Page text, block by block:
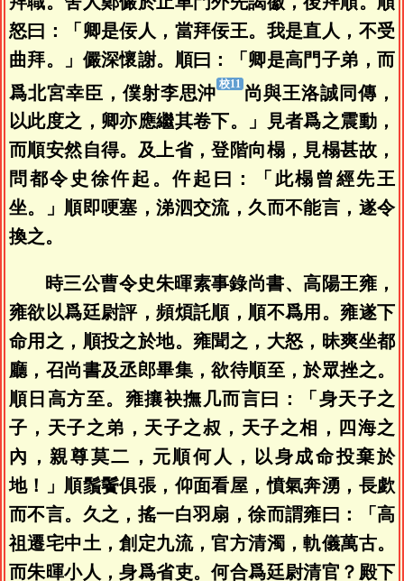
怒曰：「卿是佞人，當拜佞王。我是直人，不受
曲拜。」儼深懷謝。順曰：「卿是高門子弟，而
爲北宮幸臣，僕射李思沖
尚與王洛誠同傳，
以此度之，卿亦應繼其卷下。」見者爲之震動，
而順安然自得。及上省，登階向榻，見榻甚故，
問都令史徐仵起。仵起曰：「此榻曾經先王
坐。」順即哽塞，涕泗交流，久而不能言，遂令
換之。
時三公曹令史朱暉素事錄尚書、高陽王雍，
雍欲以爲廷尉評，頻煩託順，順不爲用。雍遂下
命用之，順投之於地。雍聞之，大怒，昧爽坐都
廳，召尚書及丞郎畢集，欲待順至，於眾挫之。
順日高方至。雍攘袂撫几而言曰：「身天子之
子，天子之弟，天子之叔，天子之相，四海之
內，親尊莫二，元順何人，以身成命投棄於
地！」順鬚鬢俱張，仰面看屋，憤氣奔湧，長歔
而不言。久之，搖一白羽扇，徐而謂雍曰：「高
祖遷宅中土，創定九流，官方清濁，軌儀萬古。
而朱暉小人，身爲省吏。何合爲廷尉清官？殿下